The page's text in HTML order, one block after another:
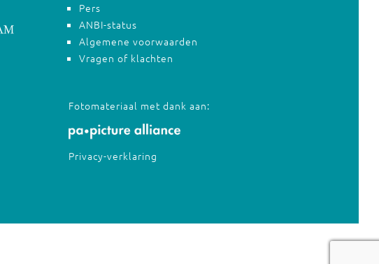
Pers
ANBI-status
Algemene voorwaarden
Vragen of klachten
Fotomateriaal met dank aan:
Privacy-verklaring